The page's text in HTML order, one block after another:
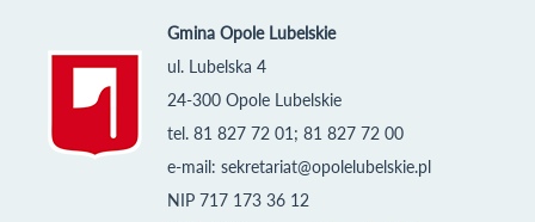
Gmina Opole Lubelskie
ul. Lubelska 4
24-300 Opole Lubelskie
tel. 81 827 72 01; 81 827 72 00
e-mail: sekretariat@opolelubelskie.pl
NIP 717 173 36 12